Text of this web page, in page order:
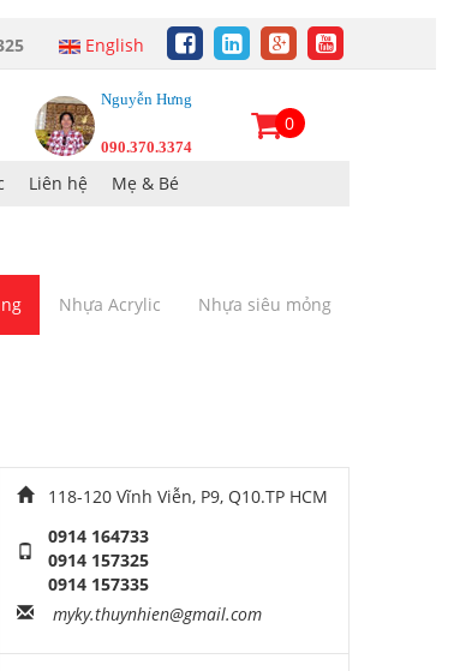
English
Nguyễn Hưng
090.370.3374
0
Liên hệ Mẹ & Bé
Nhựa Acrylic Nhựa siêu mỏng
118-120 Vĩnh Viễn, P9, Q10.TP HCM
0914 164733
0914 157325
0914 157335
myky.thuynhien@gmail.com